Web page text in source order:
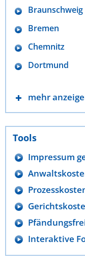
Braunschweig
Bremen
Chemnitz
Dortmund
mehr
Tools
Impressum
Interaktive